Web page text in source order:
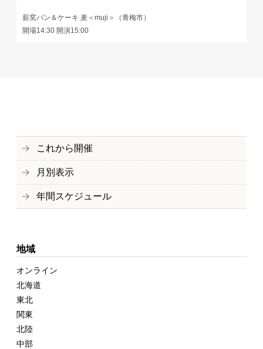
薪窯パン＆ケーキ 麦＜muji＞（青梅市）
開場14:30 開演15:00
これから開催
月別表示
年間スケジュール
地域
オンライン
北海道
東北
関東
北陸
中部